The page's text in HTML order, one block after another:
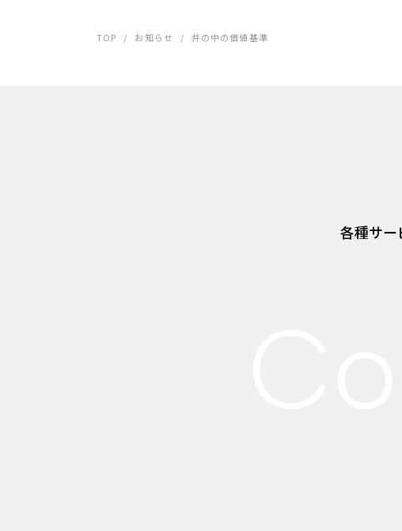
TOP / お知らせ / 井の中の価値基準
各種サー